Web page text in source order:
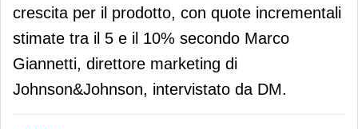
crescita per il prodotto, con quote incrementali
stimate tra il 5 e il 10% secondo Marco
Giannetti, direttore marketing di
Johnson&Johnson, intervistato da DM.